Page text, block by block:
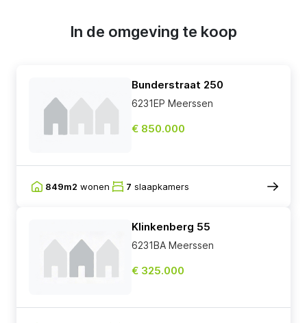
In de omgeving te koop
Bunderstraat 250
6231EP Meerssen
€ 850.000
849m2 wonen 7 slaapkamers
Klinkenberg 55
6231BA Meerssen
€ 325.000